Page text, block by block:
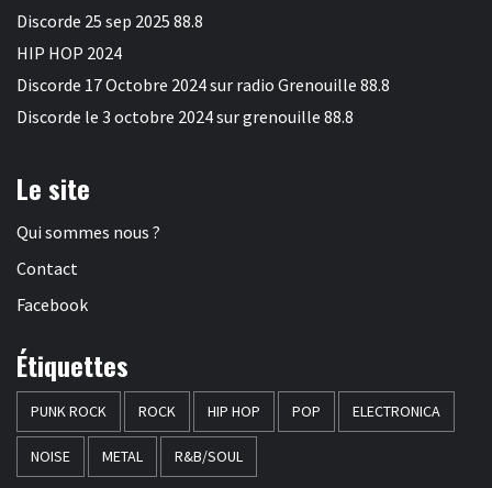
Discorde 25 sep 2025 88.8
HIP HOP 2024
Discorde 17 Octobre 2024 sur radio Grenouille 88.8
Discorde le 3 octobre 2024 sur grenouille 88.8
Le site
Qui sommes nous ?
Contact
Facebook
Étiquettes
PUNK ROCK ROCK HIP HOP POP ELECTRONICA
NOISE METAL R&B/SOUL